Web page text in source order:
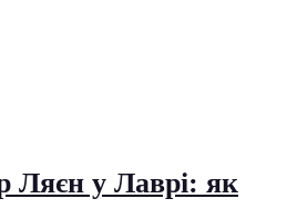
Ляєн у Лаврі: як